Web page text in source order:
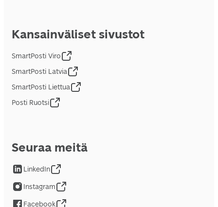
Kansainväliset sivustot
SmartPosti Viro
SmartPosti Latvia
SmartPosti Liettua
Posti Ruotsi
Seuraa meitä
LinkedIn
Instagram
Facebook